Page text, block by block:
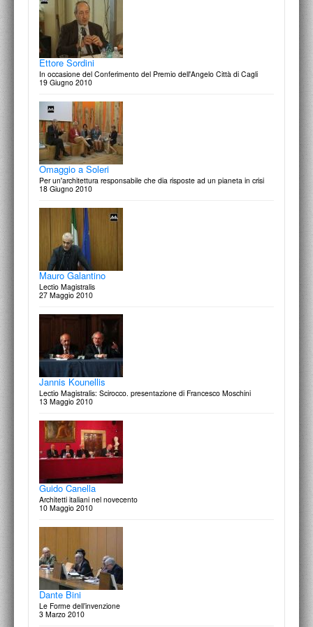
Francesco Moschini, Antonio Ortiz, Franco Purini
Le vie del progetto contemporaneo
2 Maggio 2009
Francesco Moschini
True Story. tra Arte, Architettura e Collezionismo
30 Aprile 2009
Francesco Moschini
Ricordando Giorgio De Marchis
4 Febbraio 2009
Aldo Rossi
L'azzurro del cielo. Omaggio ad Aldo Rossi
26 gennaio 2009
Michelangelo Pistoletto: Il Terzo Paradiso / Gianna
Nannini: Mama
Álvaro Siza Vieira
Lectio Magistralis. presentazione di Francesco Moschini
28 Ottobre 2008
Ettore Sordini
In occasione del Conferimento del Premio dell'Angelo Città di Cagli
19 Giugno 2010
Omaggio a Soleri
Per un'architettura responsabile che dia risposte ad un pianeta in crisi
18 Giugno 2010
Mauro Galantino
Lectio Magistralis
27 Maggio 2010
Jannis Kounellis
Lectio Magistralis: Scirocco. presentazione di Francesco Moschini
13 Maggio 2010
Guido Canella
Architetti italiani nel novecento
10 Maggio 2010
Dante Bini
Le Forme dell’invenzione
3 Marzo 2010